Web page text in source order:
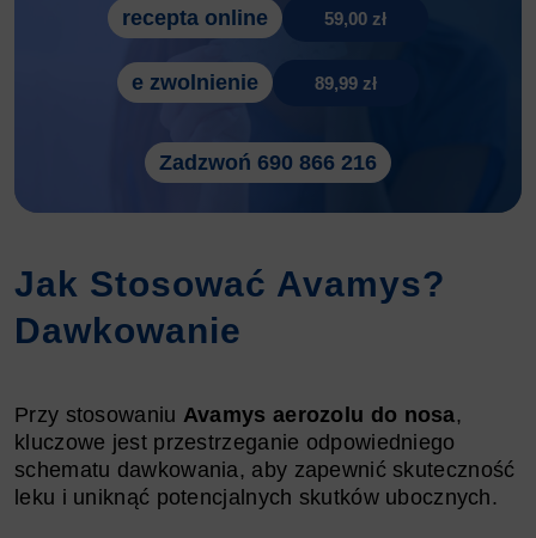
recepta online 59,00 zł
e zwolnienie 89,99 zł
Zadzwoń 690 866 216
Jak Stosować Avamys?
Dawkowanie
Przy stosowaniu Avamys aerozolu do nosa,
kluczowe jest przestrzeganie odpowiedniego
schematu dawkowania, aby zapewnić skuteczność
leku i uniknąć potencjalnych skutków ubocznych.